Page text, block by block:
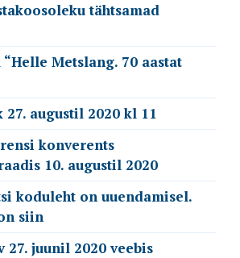
tähtsamad
Metslang. 70 aastat
27. augustil 2020 kl 11
konverents
10. augustil 2020
koduleht on uuendamisel.
siin
27. juunil 2020 veebis